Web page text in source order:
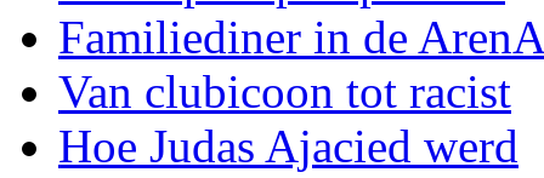
Familiediner in de
Van clubicoon tot racist
Hoe Judas Ajacied werd